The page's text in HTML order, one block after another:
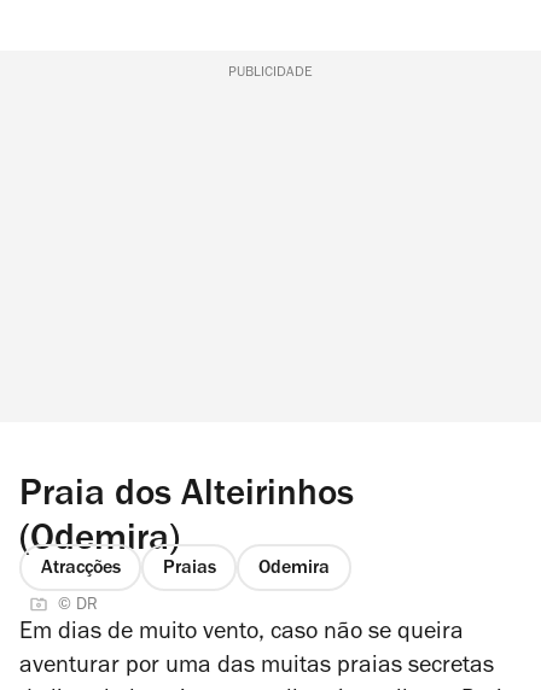
PUBLICIDADE
Praia dos Alteirinhos
(Odemira)
Atracções Praias Odemira
© DR
Em dias de muito vento, caso não se queira
aventurar por uma das muitas praias secretas